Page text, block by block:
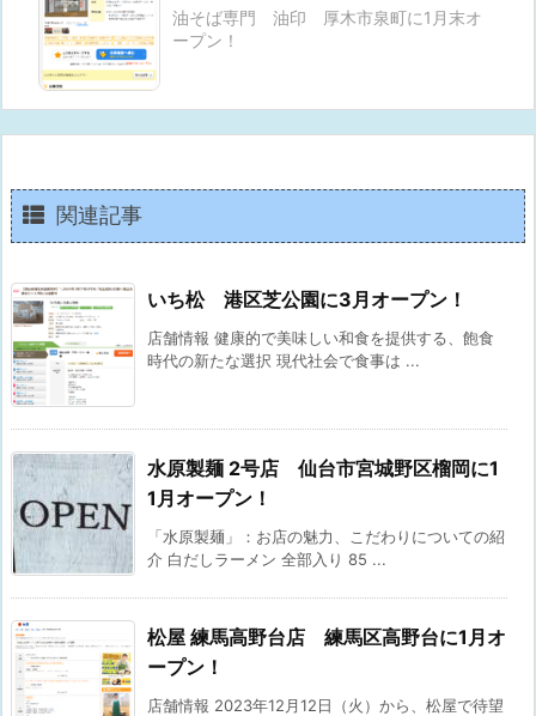
油そば専門 油印 厚木市泉町に1月末オ
ープン！
関連記事
いち松 港区芝公園に3月オープン！
店舗情報 健康的で美味しい和食を提供する、飽食
時代の新たな選択 現代社会で食事は ...
水原製麺 2号店 仙台市宮城野区榴岡に1
1月オープン！
「水原製麺」：お店の魅力、こだわりについての紹
介 白だしラーメン 全部入り 85 ...
松屋 練馬高野台店 練馬区高野台に1月オ
ープン！
店舗情報 2023年12月12日（火）から、松屋で待望